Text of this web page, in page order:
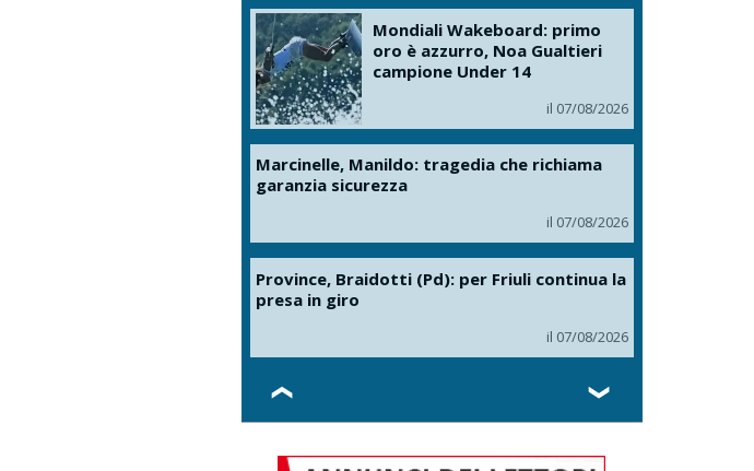
Mondiali Wakeboard: primo
oro è azzurro, Noa Gualtieri
campione Under 14
il 07/08/2026
Marcinelle, Manildo: tragedia che richiama
garanzia sicurezza
il 07/08/2026
Province, Braidotti (Pd): per Friuli continua la
presa in giro
il 07/08/2026
❮ ❯